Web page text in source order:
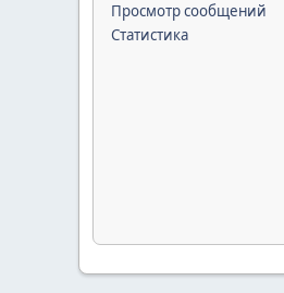
Просмотр сообщений
Статистика